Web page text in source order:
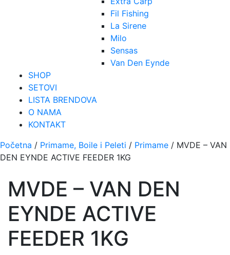
Fil Fishing
La Sirene
Milo
Sensas
Van Den Eynde
SHOP
SETOVI
LISTA BRENDOVA
O NAMA
KONTAKT
Početna / Primame, Boile i Peleti / Primame / MVDE – VAN
DEN EYNDE ACTIVE FEEDER 1KG
MVDE – VAN DEN
EYNDE ACTIVE
FEEDER 1KG